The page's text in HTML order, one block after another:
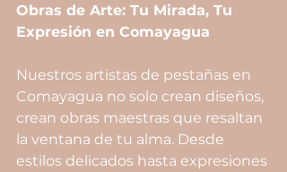
Obras de Arte: Tu Mirada, Tu
Expresión en Comayagua
Nuestros artistas de pestañas en
Comayagua no solo crean diseños,
crean obras maestras que resaltan
la ventana de tu alma. Desde
estilos delicados hasta expresiones